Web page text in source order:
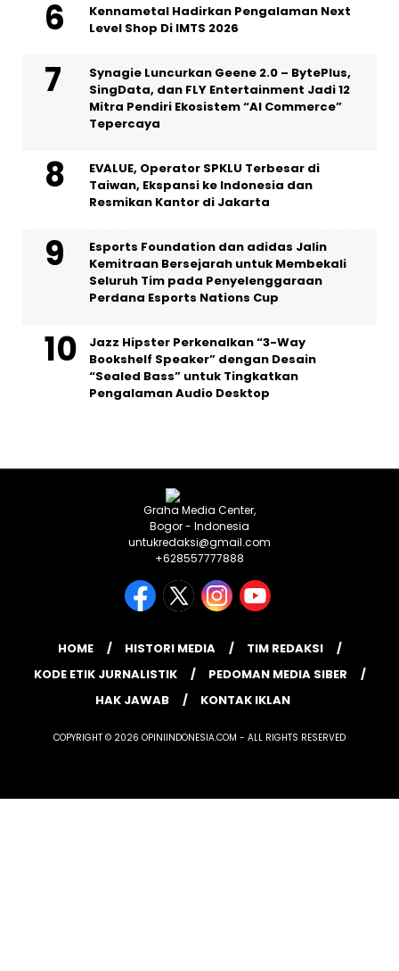
Kennametal Hadirkan Pengalaman Next
Level Shop Di IMTS 2026
Synagie Luncurkan Geene 2.0 – BytePlus,
SingData, dan FLY Entertainment Jadi 12
Mitra Pendiri Ekosistem “AI Commerce”
Tepercaya
EVALUE, Operator SPKLU Terbesar di
Taiwan, Ekspansi ke Indonesia dan
Resmikan Kantor di Jakarta
Esports Foundation dan adidas Jalin
Kemitraan Bersejarah untuk Membekali
Seluruh Tim pada Penyelenggaraan
Perdana Esports Nations Cup
Jazz Hipster Perkenalkan “3-Way
Bookshelf Speaker” dengan Desain
“Sealed Bass” untuk Tingkatkan
Pengalaman Audio Desktop
Graha Media Center,
Bogor - Indonesia
untukredaksi@gmail.com
+628557777888
HOME HISTORI MEDIA
TIM REDAKSI
KODE ETIK JURNALISTIK
PEDOMAN MEDIA SIBER
HAK JAWAB
KONTAK IKLAN
COPYRIGHT © 2026 OPINIINDONESIA.COM - ALL RIGHTS RESERVED